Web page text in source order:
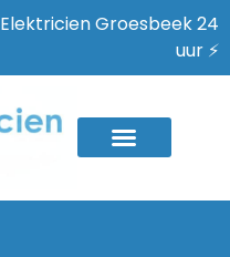
Elektricien Groesbeek 24
uur ⚡